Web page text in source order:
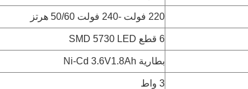
220 فولت -240 فولت 50/60 هرتز
6 قطع SMD 5730 LED
بطارية Ni-Cd 3.6V1.8Ah
3 واط